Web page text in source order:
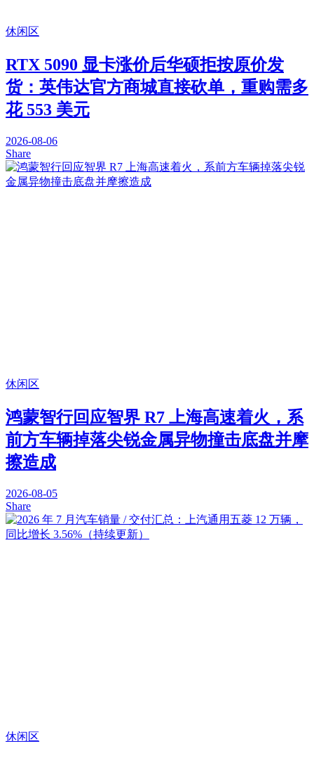
休闲区
RTX 5090 显卡涨价后华硕拒按原价发
货：英伟达官方商城直接砍单，重购需多
花 553 美元
2026-08-06
Share
休闲区
鸿蒙智行回应智界 R7 上海高速着火，系
前方车辆掉落尖锐金属异物撞击底盘并摩
擦造成
2026-08-05
Share
休闲区